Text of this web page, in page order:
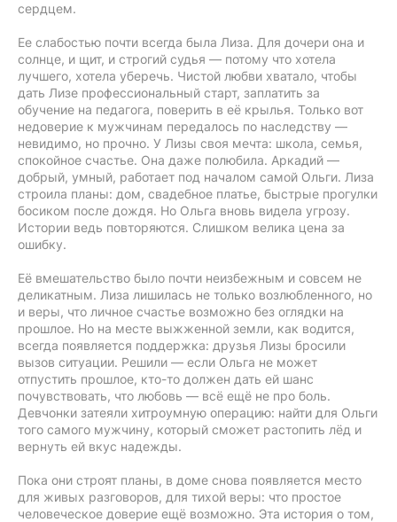
сердцем.
Ее слабостью почти всегда была Лиза. Для дочери она и
солнце, и щит, и строгий судья — потому что хотела
лучшего, хотела уберечь. Чистой любви хватало, чтобы
дать Лизе профессиональный старт, заплатить за
обучение на педагога, поверить в её крылья. Только вот
недоверие к мужчинам передалось по наследству —
невидимо, но прочно. У Лизы своя мечта: школа, семья,
спокойное счастье. Она даже полюбила. Аркадий —
добрый, умный, работает под началом самой Ольги. Лиза
строила планы: дом, свадебное платье, быстрые прогулки
босиком после дождя. Но Ольга вновь видела угрозу.
Истории ведь повторяются. Слишком велика цена за
ошибку.
Её вмешательство было почти неизбежным и совсем не
деликатным. Лиза лишилась не только возлюбленного, но
и веры, что личное счастье возможно без оглядки на
прошлое. Но на месте выжженной земли, как водится,
всегда появляется поддержка: друзья Лизы бросили
вызов ситуации. Решили — если Ольга не может
отпустить прошлое, кто-то должен дать ей шанс
почувствовать, что любовь — всё ещё не про боль.
Девчонки затеяли хитроумную операцию: найти для Ольги
того самого мужчину, который сможет растопить лёд и
вернуть ей вкус надежды.
Пока они строят планы, в доме снова появляется место
для живых разговоров, для тихой веры: что простое
человеческое доверие ещё возможно. Эта история о том,